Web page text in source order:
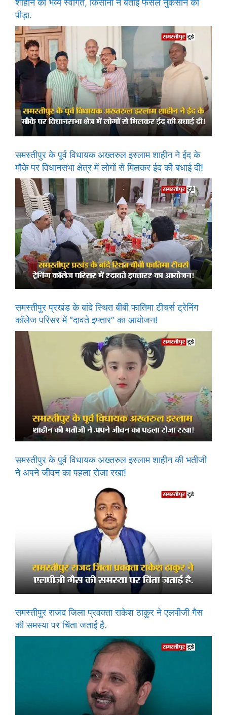
पीड़ा.
समस्तीपुर के पूर्व विधायक अख्तरुल इस्लाम शाहीन ने ईद के
मौके पर विधानसभा क्षेत्र में लोगों से मिलकर ईद की बधाई दी!
समस्तीपुर प्रखंड के बांदे स्थित बीबी फातिमा टीचर्स ट्रेनिंग
कॉलेज परिसर में “दावते इफ्तार” का आयोजन!
समस्तीपुर के पूर्व विधायक अख्तरुल इस्लाम शाहीन की भतीजी
ने अपने जीवन का पहला रोजा रखा!
समस्तीपुर राजद जिला प्रवक्ता राकेश ठाकुर ने एलपीजी गैस
की समस्या पर चिंता जताई है.